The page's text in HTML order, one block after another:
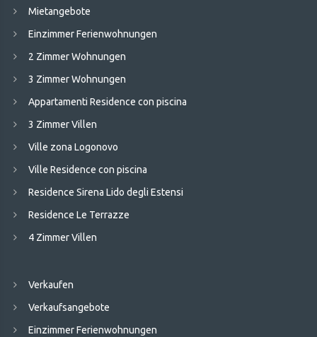
Mietangebote
Einzimmer Ferienwohnungen
2 Zimmer Wohnungen
3 Zimmer Wohnungen
Appartamenti Residence con piscina
3 Zimmer Villen
Ville zona Logonovo
Ville Residence con piscina
Residence Sirena Lido degli Estensi
Residence Le Terrazze
4 Zimmer Villen
Verkaufen
Verkaufsangebote
Einzimmer Ferienwohnungen